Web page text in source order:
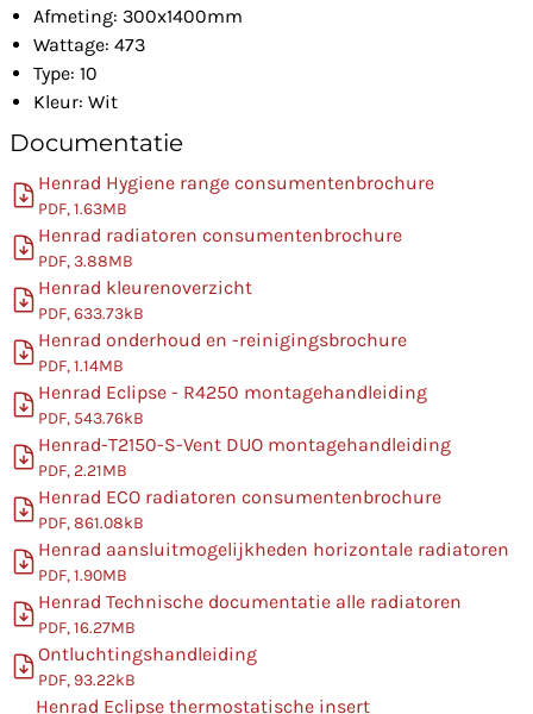
Afmeting: 300x1400mm
Wattage: 473
Type: 10
Kleur: Wit
Documentatie
Henrad Hygiene range consumentenbrochure
PDF, 1.63MB
Henrad radiatoren consumentenbrochure
PDF, 3.88MB
Henrad kleurenoverzicht
PDF, 633.73kB
Henrad onderhoud en -reinigingsbrochure
PDF, 1.14MB
Henrad Eclipse - R4250 montagehandleiding
PDF, 543.76kB
Henrad-T2150-S-Vent DUO montagehandleiding
PDF, 2.21MB
Henrad ECO radiatoren consumentenbrochure
PDF, 861.08kB
Henrad aansluitmogelijkheden horizontale radiatoren
PDF, 1.90MB
Henrad Technische documentatie alle radiatoren
PDF, 16.27MB
Ontluchtingshandleiding
PDF, 93.22kB
Henrad Eclipse thermostatische insert